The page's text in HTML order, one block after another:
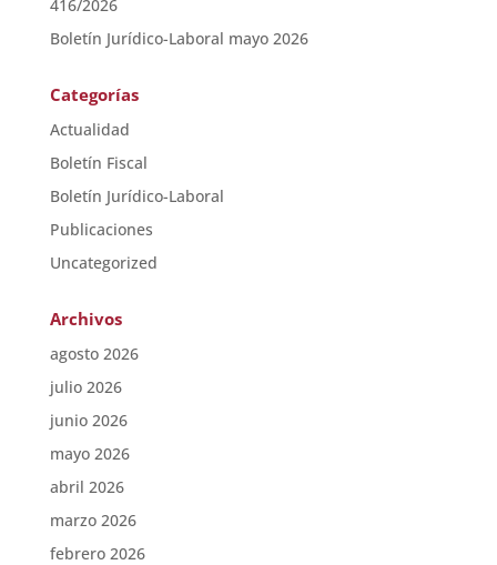
416/2026
Boletín Jurídico-Laboral mayo 2026
Categorías
Actualidad
Boletín Fiscal
Boletín Jurídico-Laboral
Publicaciones
Uncategorized
Archivos
agosto 2026
julio 2026
junio 2026
mayo 2026
abril 2026
marzo 2026
febrero 2026